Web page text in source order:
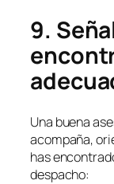
9.
Una buena
acompaña,
has
despacho: